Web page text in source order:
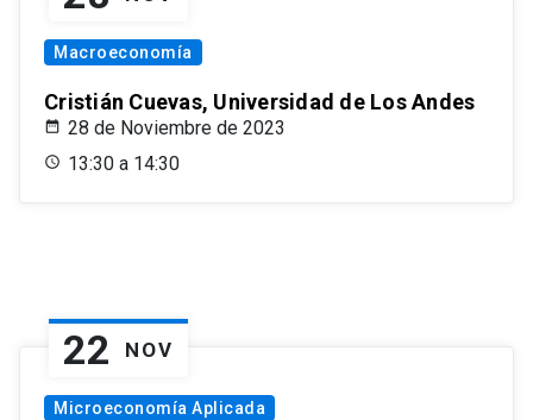
Macroeconomía
Cristián Cuevas, Universidad de Los Andes
28 de Noviembre de 2023
13:30 a 14:30
22 NOV
Microeconomía Aplicada